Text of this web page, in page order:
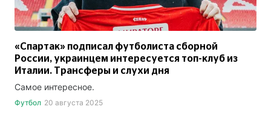
«Спартак» подписал футболиста сборной
России, украинцем интересуется топ-клуб из
Италии. Трансферы и слухи дня
Самое интересное.
Футбол 20 августа 2025